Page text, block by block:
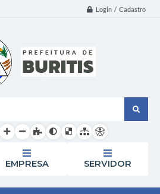
Login / Cadastro
EMPRESA SERVIDOR